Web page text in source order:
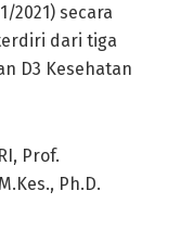
2021) secara
dari tiga
D3 Kesehatan
Prof.
Ph.D.